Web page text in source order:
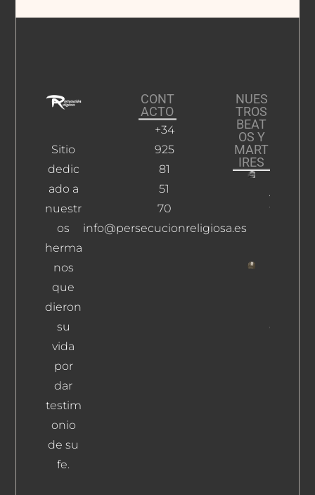
Sitio
dedic
ado a
nuestr
os
herma
nos
que
dieron
su
vida
por
dar
testim
onio
de su
fe.
CONT
ACTO
+34
925
81
51
70
info@persecucionreligiosa.es
NUES
TROS
BEAT
OS Y
MART
IRES
Aguilera